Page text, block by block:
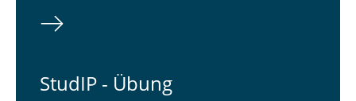
StudIP - Übung